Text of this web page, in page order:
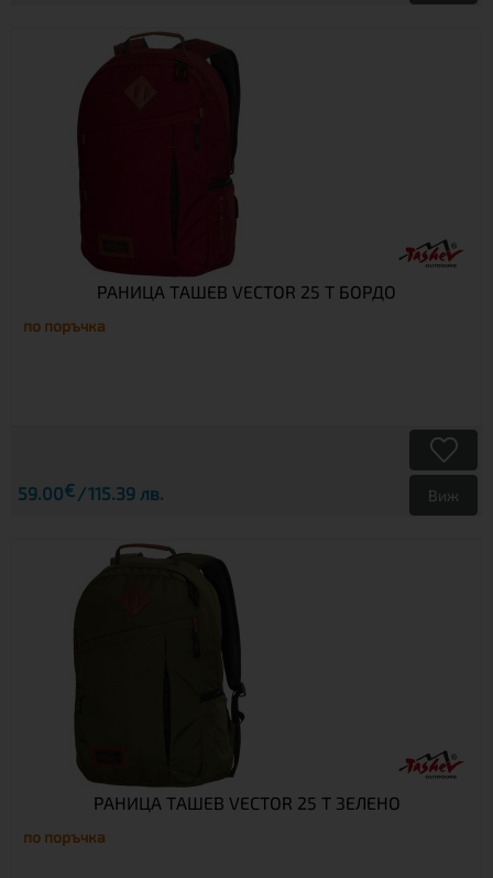
РАНИЦА ТАШЕВ VECTOR 25 T БОРДО
по поръчка
59.00€ 115.39 лв. Виж
РАНИЦА ТАШЕВ VECTOR 25 T ЗЕЛЕНО
по поръчка